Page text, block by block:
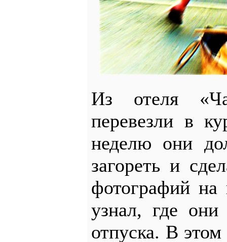
Из отеля
перевезли в
неделю они
загореть и
фотографий
узнал, где
отпуска. В этом